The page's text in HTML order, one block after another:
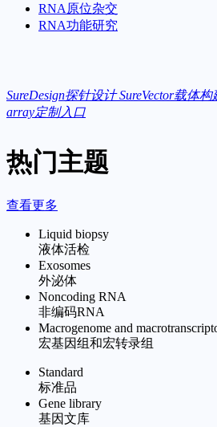
RNA原位杂交
RNA功能研究
SureDesign探针设计 SureVector载体构
array定制入口
热门主题
查看更多
Liquid biopsy
液体活检
Exosomes
外泌体
Noncoding RNA
非编码RNA
Macrogenome and
宏基因组和宏转录组
Standard
标准品
Gene library
基因文库